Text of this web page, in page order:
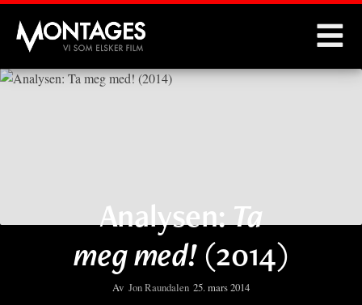
Montages
Analysen:Ta
meg med!(2014)
Av Jon Raundalen 25. mars 2014